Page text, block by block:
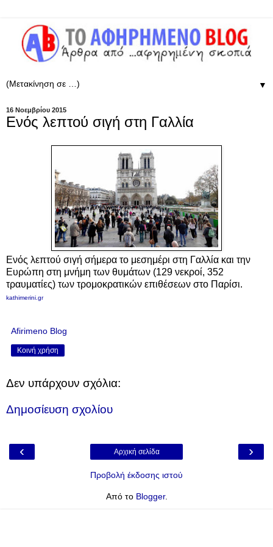
▼
16 Νοεμβρίου 2015
Ενός λεπτού σιγή στη Γαλλία
Ενός λεπτού σιγή σήμερα το μεσημέρι στη Γαλλία και την
Ευρώπη στη μνήμη των θυμάτων (129 νεκροί, 352
τραυματίες) των τρομοκρατικών επιθέσεων στο Παρίσι.
kathimerini.gr
Afirimeno Blog
Κοινή χρήση
Δεν υπάρχουν σχόλια:
Δημοσίευση σχολίου
‹ ›
Αρχική σελίδα
Προβολή έκδοσης ιστού
Από το Blogger.